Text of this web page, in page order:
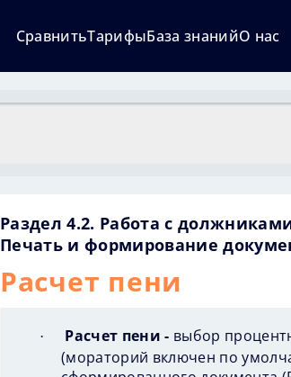
СравнитьТарифыБаза знанийО нас
Раздел 4.2. Работа с
Печать и формирование
Расчет пени
· Расчет пени - выбор
(мораторий включен по